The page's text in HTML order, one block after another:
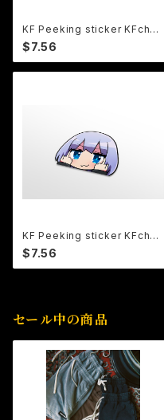
KF Peeking sticker KFchan
ver.37
$7.56
KF Peeking sticker KFchan
ver.30
$7.56
セール中の商品